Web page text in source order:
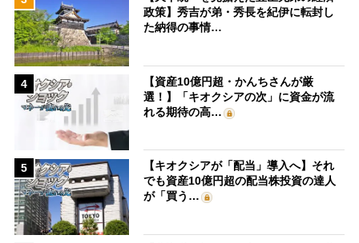
政策】秀吉が弟・秀長を紀伊に転封し
た納得の事情…
4
【資産10億円超・かんちさんが厳
選！】「キオクシアの次」に資金が流
れる期待の高…
5
【キオクシアが「配当」導入へ】それ
でも資産10億円超の配当株投資の達人
が「買う…